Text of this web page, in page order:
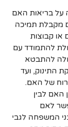
על בריאות האם
מקבלת תמיכה
או קבוצות
להתמודד עם
להתבטא
התינוק, ועד
של האם.
האם לבין
לאם
המשפחה לגבי